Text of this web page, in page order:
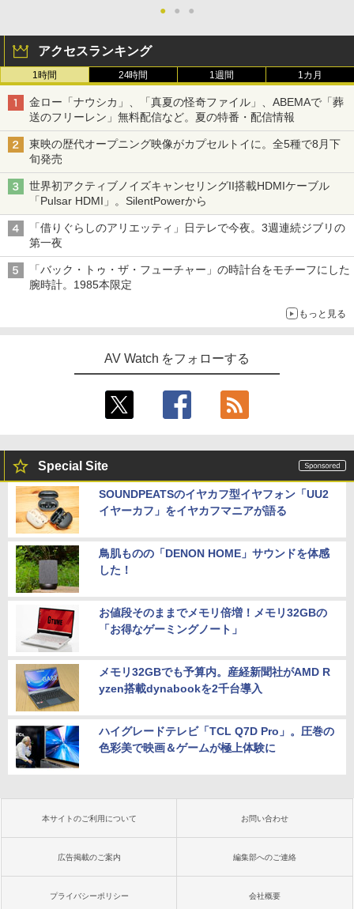
● ● ●
アクセスランキング
1時間 24時間 1週間 1カ月
金ロー「ナウシカ」、「真夏の怪奇ファイル」、ABEMAで「葬
送のフリーレン」無料配信など。夏の特番・配信情報
東映の歴代オープニング映像がカプセルトイに。全5種で8月下
旬発売
世界初アクティブノイズキャンセリングII搭載HDMIケーブル
「Pulsar HDMI」。SilentPowerから
「借りぐらしのアリエッティ」日テレで今夜。3週連続ジブリの
第一夜
「バック・トゥ・ザ・フューチャー」の時計台をモチーフにした
腕時計。1985本限定
もっと見る
AV Watch をフォローする
Special Site
SOUNDPEATSのイヤカフ型イヤフォン「UU2
イヤーカフ」をイヤカフマニアが語る
鳥肌ものの「DENON HOME」サウンドを体感
した！
お値段そのままでメモリ倍増！メモリ32GBの
「お得なゲーミングノート」
メモリ32GBでも予算内。産経新聞社がAMD R
yzen搭載dynabookを2千台導入
ハイグレードテレビ「TCL Q7D Pro」。圧巻の
色彩美で映画＆ゲームが極上体験に
本サイトのご利用について お問い合わせ
広告掲載のご案内 編集部へのご連絡
プライバシーポリシー 会社概要